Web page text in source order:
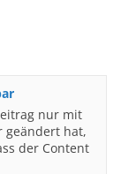
nur mit
geändert hat,
der Content